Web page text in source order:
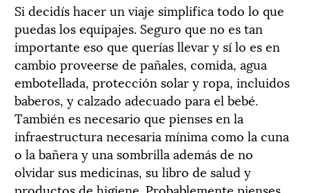
Si decidís hacer un viaje simplifica todo lo que
puedas los equipajes. Seguro que no es tan
importante eso que querías llevar y sí lo es en
cambio proveerse de pañales, comida, agua
embotellada, protección solar y ropa, incluidos
baberos, y calzado adecuado para el bebé.
También es necesario que pienses en la
infraestructura necesaria mínima como la cuna
o la bañera y una sombrilla además de no
olvidar sus medicinas, su libro de salud y